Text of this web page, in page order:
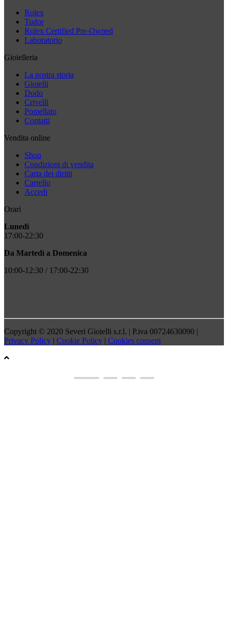
Rolex
Tudor
Rolex Certified Pre-Owned
Laboratorio
Gioielleria
La nostra storia
Gioielli
Dodo
Crivelli
Pomellato
Contatti
Vendita online
Shop
Condizioni di vendita
Carta dei diritti
Carrello
Accedi
Orari
Lunedì
17:00-22:30
Da Martedì a Domenica
10:00-12:30 / 17:00-22:30
Copyright © 2020 Severi Gioielli s.r.l. | P.iva 00724630090 |
Privacy Policy | Cookie Policy | Cookies consent